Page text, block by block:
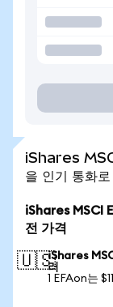
iShares
을 인기 통화
iShares MSCI
전 가격
🇺🇸iShares
러
1 EFAon는